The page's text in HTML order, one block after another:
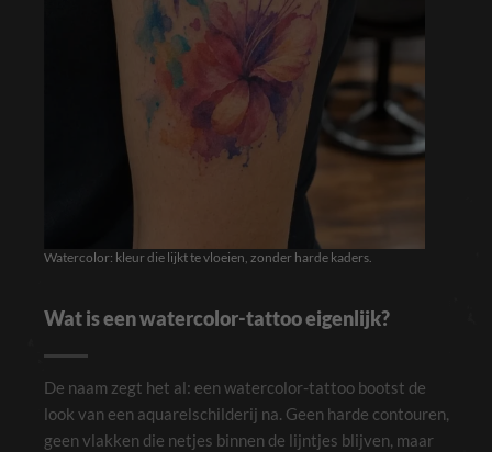
Watercolor: kleur die lijkt te vloeien, zonder harde kaders.
Wat is een watercolor-tattoo eigenlijk?
De naam zegt het al: een watercolor-tattoo bootst de
look van een aquarelschilderij na. Geen harde contouren,
geen vlakken die netjes binnen de lijntjes blijven, maar